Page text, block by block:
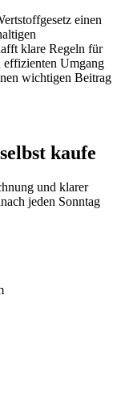
einen
klare Regeln für
effizienten Umgang
wichtigen Beitrag
kaufe
und klarer
jeden Sonntag